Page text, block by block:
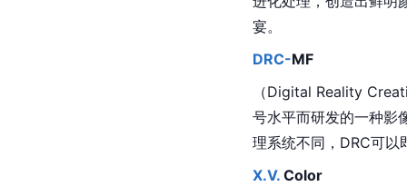
宴。
DRC-MF
（Digital Reality
号水平而研发的一种影
理系统不同，DRC可以
X.V. Color